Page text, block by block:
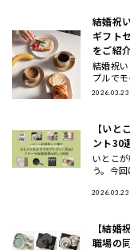
結婚祝
ギフト
をご紹介
結婚祝
プルで
り今、
2026.03.23
【い
ント30
いとこ
う。今
す。おし
2026.03.23
【結婚
職場の